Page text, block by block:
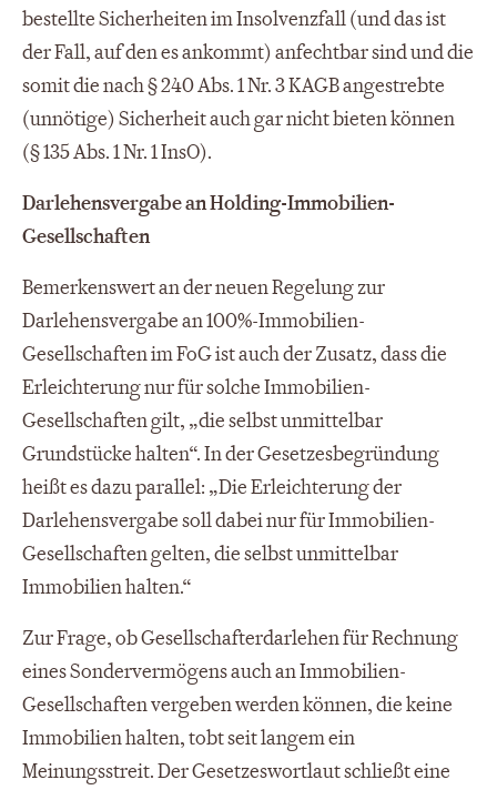
bestellte Sicherheiten im Insolvenzfall (und das ist
der Fall, auf den es ankommt) anfechtbar sind und die
somit die nach § 240 Abs. 1 Nr. 3 KAGB angestrebte
(unnötige) Sicherheit auch gar nicht bieten können
(§ 135 Abs. 1 Nr. 1 InsO).
Darlehensvergabe an Holding-Immobilien-
Gesellschaften
Bemerkenswert an der neuen Regelung zur
Darlehensvergabe an 100%-Immobilien-
Gesellschaften im FoG ist auch der Zusatz, dass die
Erleichterung nur für solche Immobilien-
Gesellschaften gilt, „die selbst unmittelbar
Grundstücke halten“. In der Gesetzesbegründung
heißt es dazu parallel: „Die Erleichterung der
Darlehensvergabe soll dabei nur für Immobilien-
Gesellschaften gelten, die selbst unmittelbar
Immobilien halten.“
Zur Frage, ob Gesellschafterdarlehen für Rechnung
eines Sondervermögens auch an Immobilien-
Gesellschaften vergeben werden können, die keine
Immobilien halten, tobt seit langem ein
Meinungsstreit. Der Gesetzeswortlaut schließt eine